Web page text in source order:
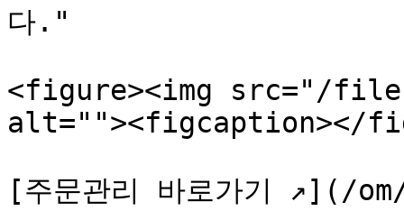
다."
<figure><img src="/
alt=""><figcaption></
[주문관리 바로가기 ↗️](/